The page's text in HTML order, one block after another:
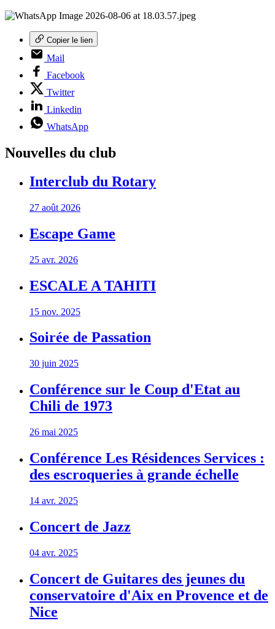
Copier le lien
Mail
Facebook
Twitter
Linkedin
WhatsApp
Nouvelles du club
Interclub du Rotary
27 août 2026
Escape Game
25 avr. 2026
ESCALE A TAHITI
15 nov. 2025
Soirée de Passation
30 juin 2025
Conférence sur le Coup d'Etat au
Chili de 1973
26 mai 2025
Conférence Les Résidences Services :
des escroqueries à grande échelle
14 avr. 2025
Concert de Jazz
04 avr. 2025
Concert de Guitares des jeunes du
conservatoire d'Aix en Provence et de
Nice